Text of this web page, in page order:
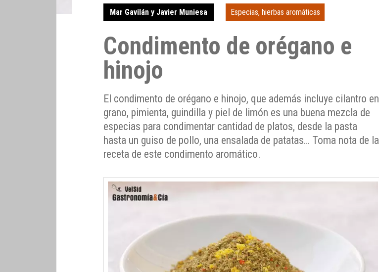
Mar Gavilán y Javier Muniesa Especias, hierbas aromáticas
Condimento de orégano e
hinojo
El condimento de orégano e hinojo, que además incluye cilantro en
grano, pimienta, guindilla y piel de limón es una buena mezcla de
especias para condimentar cantidad de platos, desde la pasta
hasta un guiso de pollo, una ensalada de patatas… Toma nota de la
receta de este condimento aromático.